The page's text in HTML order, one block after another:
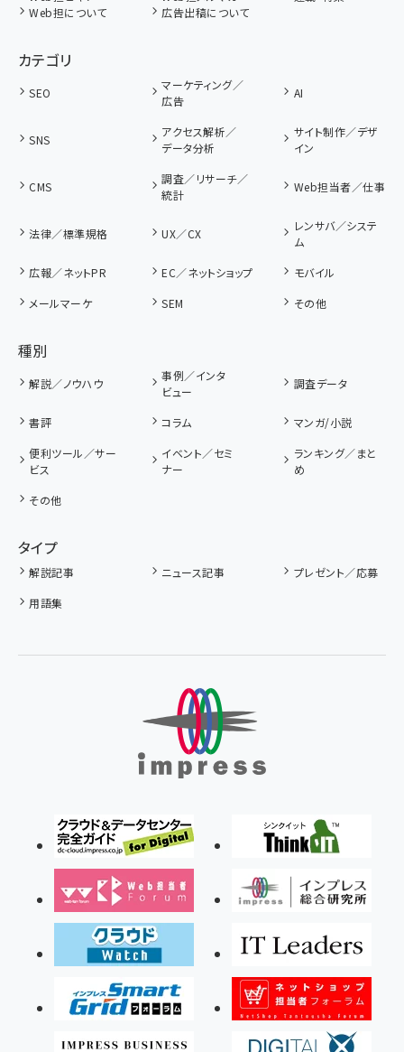
Web担について
広告出稿について
カテゴリ
SEO
マーケティング／
広告
AI
SNS
アクセス解析／
データ分析
サイト制作／デザ
イン
CMS
調査／リサーチ／
統計
Web担当者／仕事
法律／標準規格 UX／CX
レンサバ／システ
ム
広報／ネットPR
EC／ネットショップ
モバイル
メールマーケ
SEM その他
種別
解説／ノウハウ
事例／インタ
ビュー
調査データ
書評 コラム
マンガ/小説
便利ツール／サー
ビス
イベント／セミ
ナー
ランキング／まと
め
その他
タイプ
解説記事 ニュース記事
プレゼント／応募
用語集